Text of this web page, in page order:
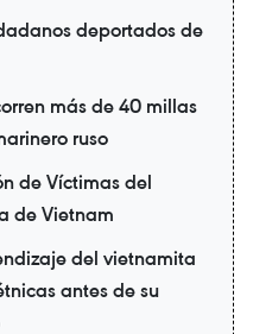
deportados de
más de 40 millas
ruso
de Víctimas del
de Vietnam
del vietnamita
antes de su